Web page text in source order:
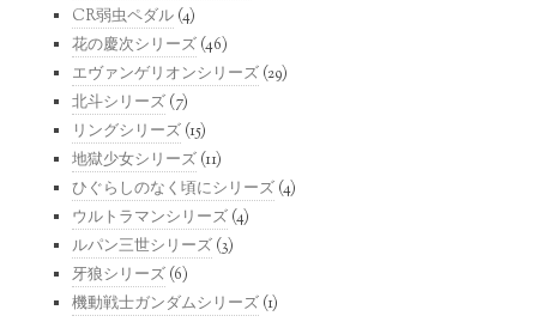
CR弱虫ペダル (4)
花の慶次シリーズ (46)
エヴァンゲリオンシリーズ (29)
北斗シリーズ (7)
リングシリーズ (15)
地獄少女シリーズ (11)
ひぐらしのなく頃にシリーズ (4)
ウルトラマンシリーズ (4)
ルパン三世シリーズ (3)
牙狼シリーズ (6)
機動戦士ガンダムシリーズ (1)